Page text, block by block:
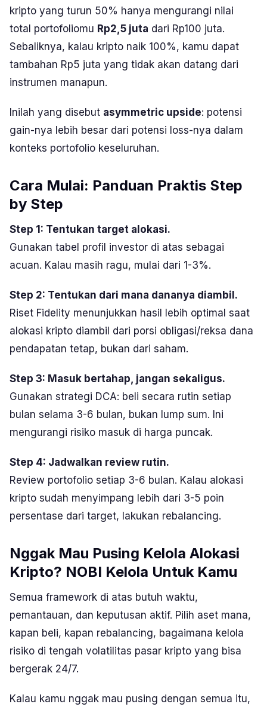
kripto yang turun 50% hanya mengurangi nilai
total portofoliomu Rp2,5 juta dari Rp100 juta.
Sebaliknya, kalau kripto naik 100%, kamu dapat
tambahan Rp5 juta yang tidak akan datang dari
instrumen manapun.
Inilah yang disebut asymmetric upside: potensi
gain-nya lebih besar dari potensi loss-nya dalam
konteks portofolio keseluruhan.
Cara Mulai: Panduan Praktis Step
by Step
Step 1: Tentukan target alokasi.
Gunakan tabel profil investor di atas sebagai
acuan. Kalau masih ragu, mulai dari 1-3%.
Step 2: Tentukan dari mana dananya diambil.
Riset Fidelity menunjukkan hasil lebih optimal saat
alokasi kripto diambil dari porsi obligasi/reksa dana
pendapatan tetap, bukan dari saham.
Step 3: Masuk bertahap, jangan sekaligus.
Gunakan strategi DCA: beli secara rutin setiap
bulan selama 3-6 bulan, bukan lump sum. Ini
mengurangi risiko masuk di harga puncak.
Step 4: Jadwalkan review rutin.
Review portofolio setiap 3-6 bulan. Kalau alokasi
kripto sudah menyimpang lebih dari 3-5 poin
persentase dari target, lakukan rebalancing.
Nggak Mau Pusing Kelola Alokasi
Kripto? NOBI Kelola Untuk Kamu
Semua framework di atas butuh waktu,
pemantauan, dan keputusan aktif. Pilih aset mana,
kapan beli, kapan rebalancing, bagaimana kelola
risiko di tengah volatilitas pasar kripto yang bisa
bergerak 24/7.
Kalau kamu nggak mau pusing dengan semua itu,